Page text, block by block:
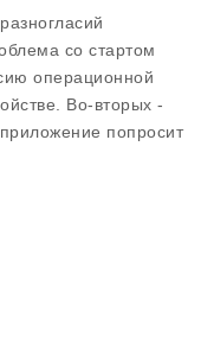
со стартом
операционной
Во-вторых -
приложение попросит